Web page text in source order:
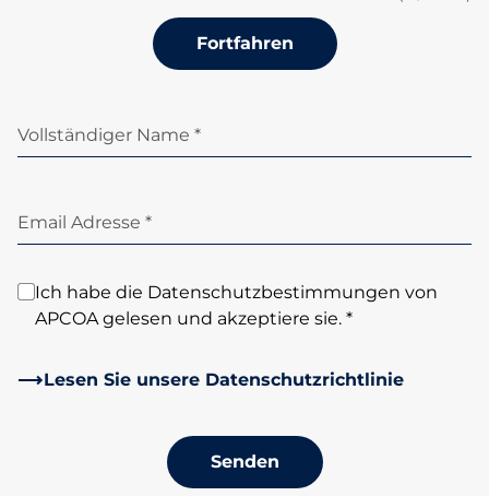
Fortfahren
Vollständiger Name *
Email Adresse *
Ich habe die Datenschutzbestimmungen von
APCOA gelesen und akzeptiere sie. *
Lesen Sie unsere Datenschutzrichtlinie
Senden